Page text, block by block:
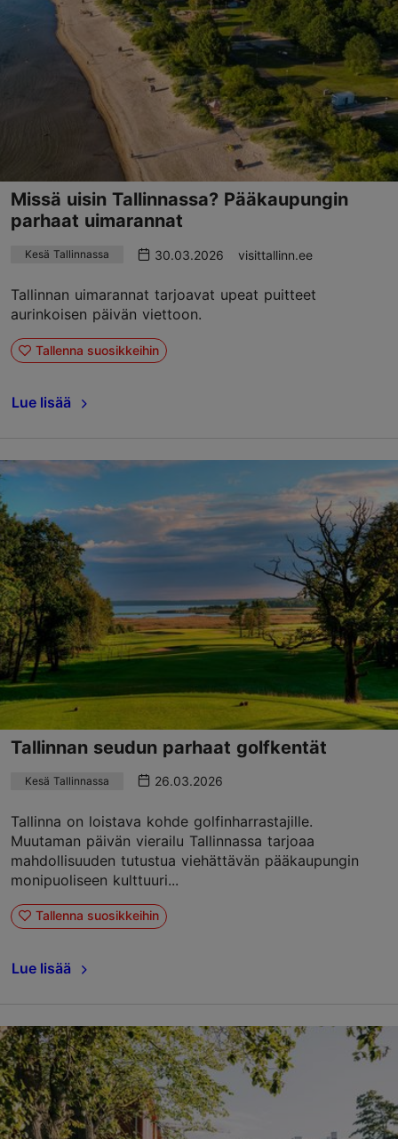
Missä uisin Tallinnassa? Pääkaupungin
parhaat uimarannat
Kesä Tallinnassa 30.03.2026 visittallinn.ee
Tallinnan uimarannat tarjoavat upeat puitteet
aurinkoisen päivän viettoon.
Tallenna suosikkeihin
Lue lisää
Tallinnan seudun parhaat golfkentät
Kesä Tallinnassa 26.03.2026
Tallinna on loistava kohde golfinharrastajille.
Muutaman päivän vierailu Tallinnassa tarjoaa
mahdollisuuden tutustua viehättävän pääkaupungin
monipuoliseen kulttuuri...
Tallenna suosikkeihin
Lue lisää